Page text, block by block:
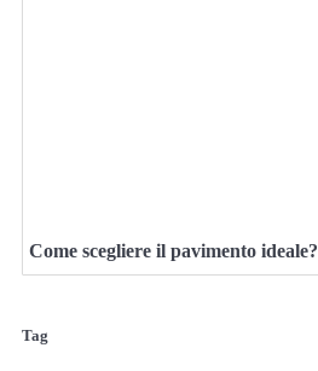
Come scegliere il pavimento ideale?
Tag